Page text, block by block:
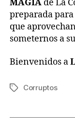
MAGIA de La
preparada
que
someternos a
Bienvenidos a
Etiquetas
Corruptos